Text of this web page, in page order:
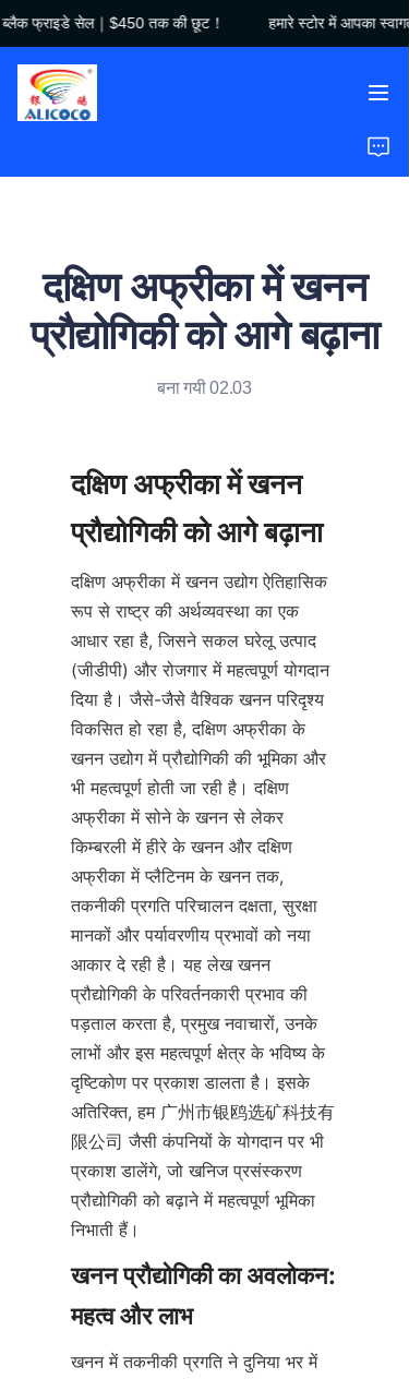
फ्राइडे सेल｜$450 तक की छूट！
हमारे स्टोर में आपका
हमारे स्टोर में आपका स्वागत
दक्षिण अफ्रीका में खनन
प्रौद्योगिकी को आगे बढ़ाना
बना गयी 02.03
दक्षिण अफ्रीका में खनन
दक्षिण अफ्रीका में खनन उद्योग ऐतिहासिक
रूप से राष्ट्र की अर्थव्यवस्था का एक
आधार रहा है, जिसने सकल घरेलू उत्पाद
(जीडीपी) और रोजगार में महत्वपूर्ण योगदान
दिया है। जैसे-जैसे वैश्विक खनन परिदृश्य
विकसित हो रहा है, दक्षिण अफ्रीका के
खनन उद्योग में प्रौद्योगिकी की भूमिका और
भी महत्वपूर्ण होती जा रही है। दक्षिण
अफ्रीका में सोने के खनन से लेकर
किम्बरली में हीरे के खनन और दक्षिण
अफ्रीका में प्लैटिनम के खनन तक,
तकनीकी प्रगति परिचालन दक्षता, सुरक्षा
मानकों और पर्यावरणीय प्रभावों को नया
आकार दे रही है। यह लेख खनन
प्रौद्योगिकी के परिवर्तनकारी प्रभाव की
पड़ताल करता है, प्रमुख नवाचारों, उनके
लाभों और इस महत्वपूर्ण क्षेत्र के भविष्य के
दृष्टिकोण पर प्रकाश डालता है। इसके
अतिरिक्त, हम 广州市银鸥选矿科技有
限公司 जैसी कंपनियों के योगदान पर भी
प्रकाश डालेंगे, जो खनिज प्रसंस्करण
प्रौद्योगिकी को बढ़ाने में महत्वपूर्ण भूमिका
निभाती हैं।
खनन प्रौद्योगिकी का अवलोकन:
खनन में तकनीकी प्रगति ने दुनिया भर में
होम
उत्पाद
केस स्टडीज़
हमारे बारे में